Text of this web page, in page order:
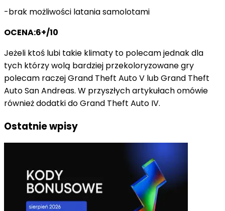
-brak możliwości latania samolotami
OCENA:6+/10
Jeżeli ktoś lubi takie klimaty to polecam jednak dla
tych którzy wolą bardziej przekoloryzowane gry
polecam raczej Grand Theft Auto V lub Grand Theft
Auto San Andreas. W przyszłych artykułach omówie
również dodatki do Grand Theft Auto IV.
Ostatnie wpisy